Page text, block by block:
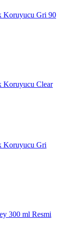
Koruyucu Gri 90
Clear
Koruyucu Gri
300 ml Resmi